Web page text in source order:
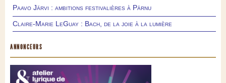
Paavo Järvi : ambitions festivalières à Pärnu
Claire-Marie LeGuay : Bach, de la joie à la lumière
ANNONCEURS